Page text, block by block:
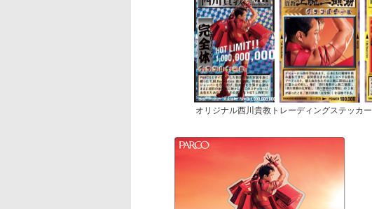
オリジナル西川貴教トレーディングステッカー